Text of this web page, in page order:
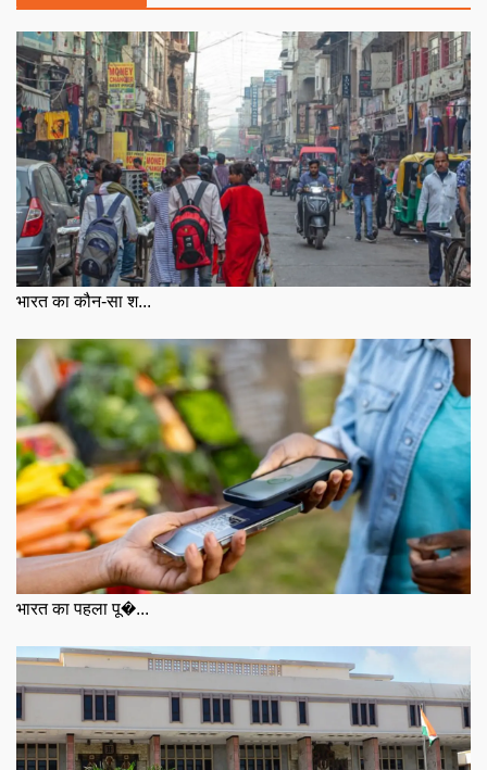
भारत का कौन-सा श...
भारत का पहला पू�...